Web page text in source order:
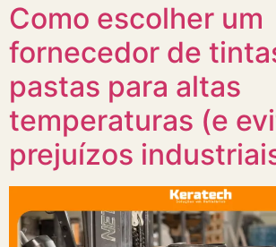
Como escolher um
fornecedor de
pastas para altas
temperaturas (e
prejuízos